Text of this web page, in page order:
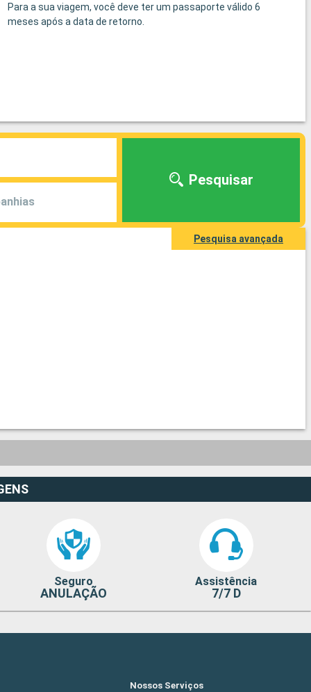
Para a sua viagem, você deve ter um passaporte válido 6
meses após a data de retorno.
Pesquisar
Pesquisa avançada
Seguro
ANULAÇÃO
Assistência
7/7 D
Nossos Serviços